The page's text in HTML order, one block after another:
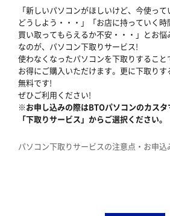
「新しいパソコンがほしいけど、今使っ
どうしよう・・・」「お店に持っていく
買い取ってもらえるか不安・・・」とお悩
なのが、パソコン下取りサービス!
使わなくなったパソコンを下取りするこ
お得にご購入いただけます。更に下取り
無料です!
ぜひご利用ください!
※お申し込みの際はBTOパソコンのカスタ
「下取りサービス」からご選択ください。
パソコン下取りサービスの注意点・お申込